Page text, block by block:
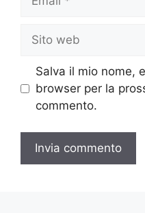
Sito
web
Salva il mio nome,
browser per la
commento.